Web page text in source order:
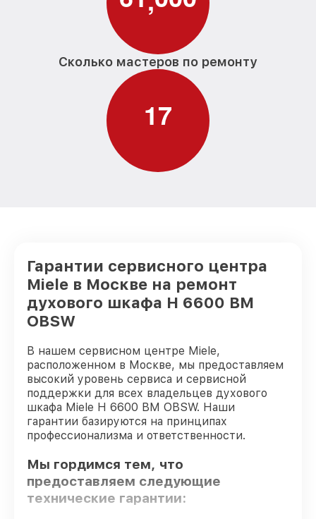
Сколько мастеров по ремонту
17
Гарантии сервисного центра
Miele в Москве на ремонт
духового шкафа H 6600 BM
OBSW
В нашем сервисном центре Miele,
расположенном в Москве, мы предоставляем
высокий уровень сервиса и сервисной
поддержки для всех владельцев духового
шкафа Miele H 6600 BM OBSW. Наши
гарантии базируются на принципах
профессионализма и ответственности.
Мы гордимся тем, что
предоставляем следующие
технические гарантии: